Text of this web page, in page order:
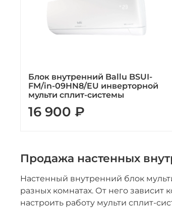
Блок внутренний Ballu BSUI-
FM/in-09HN8/EU инверторной
мульти сплит-системы
16 900 ₽
Продажа настенных
Настенный внутренний блок
разных комнатах. От него
настроить работу мульти сплит-